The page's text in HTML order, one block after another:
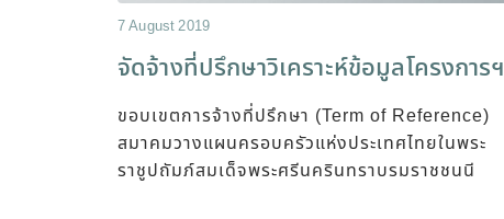
7 August 2019
จัดจ้างที่ปรึกษาวิเคราะห์ข้อมูลโครงการฯ
ขอบเขตการจ้างที่ปรึกษา (Term of Reference)
สมาคมวางแผนครอบครัวแห่งประเทศไทยในพระ
ราชูปถัมภ์สมเด็จพระศรีนครินทราบรมราชชนนี